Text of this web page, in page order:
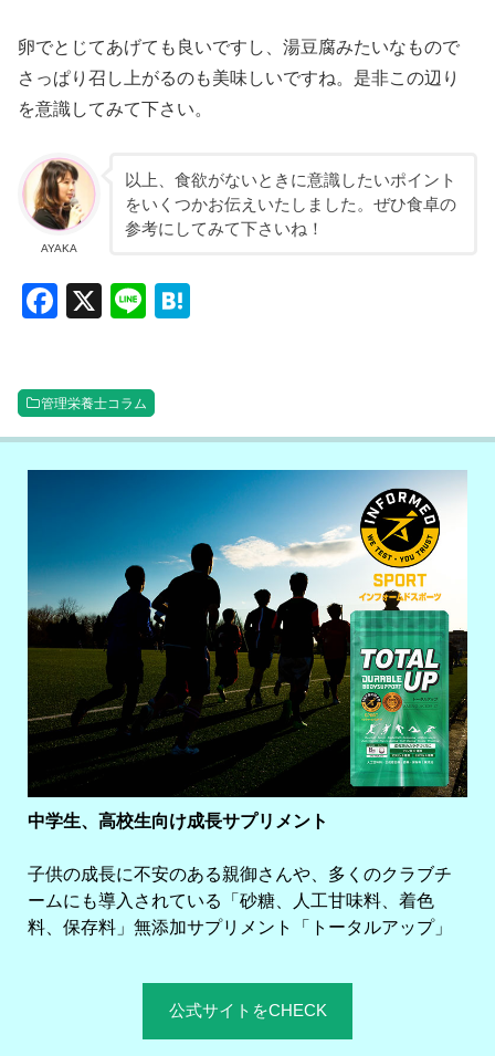
卵でとじてあげても良いですし、湯豆腐みたいなもので
さっぱり召し上がるのも美味しいですね。是非この辺り
を意識してみて下さい。
AYAKA
以上、食欲がないときに意識したいポイント
をいくつかお伝えいたしました。ぜひ食卓の
参考にしてみて下さいね！
F
e
b
o
X
Li
a
管理栄養士コラム
中学生、高校生向け成長サプリメント
子供の成長に不安のある親御さんや、多くのクラブチ
ームにも導入されている「砂糖、人工甘味料、着色
料、保存料」無添加サプリメント「トータルアップ」
公式サイトをCHECK